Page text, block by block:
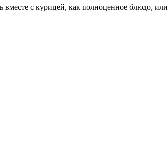
с курицей, как полноценное блюдо,